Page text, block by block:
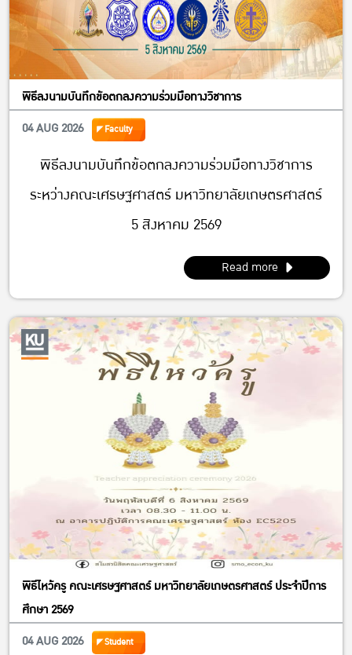
พิธีลงนามบันทึกข้อตกลงความร่วมมือทางวิชาการ
04 AUG 2026
Faculty
พิธีลงนามบันทึกข้อตกลงความร่วมมือทางวิชาการ
ระหว่างคณะเศรษฐศาสตร์ มหาวิทยาลัยเกษตรศาสตร์
5 สิงหาคม 2569
Read more
พิธีไหว้ครู คณะเศรษฐศาสตร์ มหาวิทยาลัยเกษตรศาสตร์ ประจำปีการ
ศึกษา 2569
04 AUG 2026
Student